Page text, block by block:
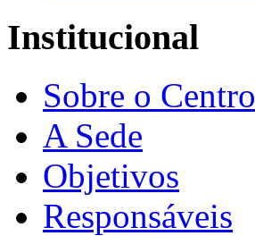
Institucional
Sobre o Centro
A Sede
Objetivos
Responsáveis